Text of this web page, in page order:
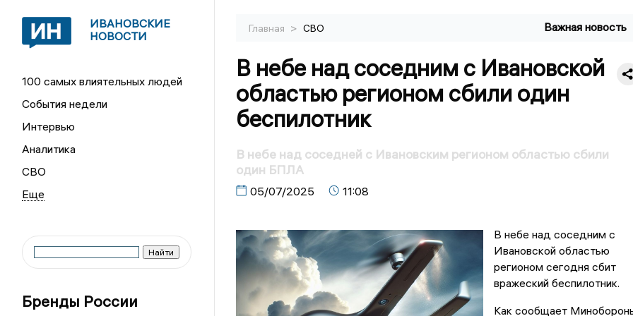
ИВАНОВСКИЕ
НОВОСТИ
100 самых влиятельных людей
События недели
Интервью
Аналитика
СВО
Бренды России
Главная > СВО Важная новость
В небе над соседним с Ивановской
областью регионом сбили один
беспилотник
В небе над соседней с Ивановским регионом областью сбили
один БПЛА
05/07/2025 11:08
В небе над соседним с
Ивановской областью
регионом сегодня сбит
вражеский беспилотник.
Как сообщает